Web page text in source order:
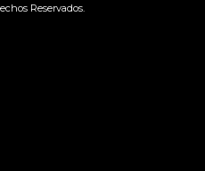
Reservados.